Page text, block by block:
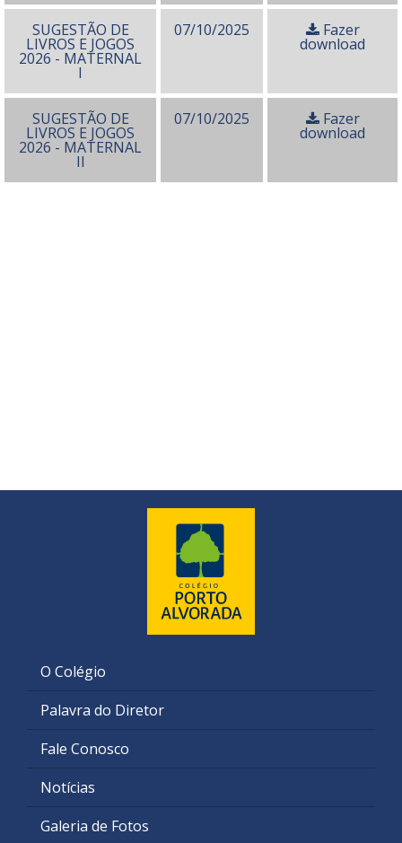
SUGESTÃO DE
LIVROS E JOGOS
2026 - MATERNAL
I
07/10/2025 Fazer
download
SUGESTÃO DE
LIVROS E JOGOS
2026 - MATERNAL
II
07/10/2025 Fazer
download
O Colégio
Palavra do Diretor
Fale Conosco
Notícias
Galeria de Fotos